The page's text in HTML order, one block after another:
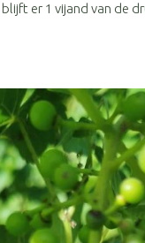
er 1 vijand van de